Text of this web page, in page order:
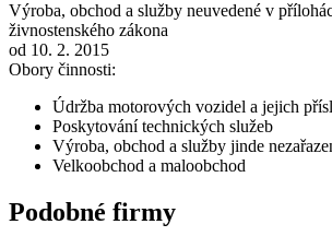
Výroba, obchod a služby neuvedené v
živnostenského zákona
od 10. 2. 2015
Obory činnosti:
Údržba motorových vozidel a jejich
Poskytování technických služeb
Výroba, obchod a služby jinde
Velkoobchod a maloobchod
Podobné firmy